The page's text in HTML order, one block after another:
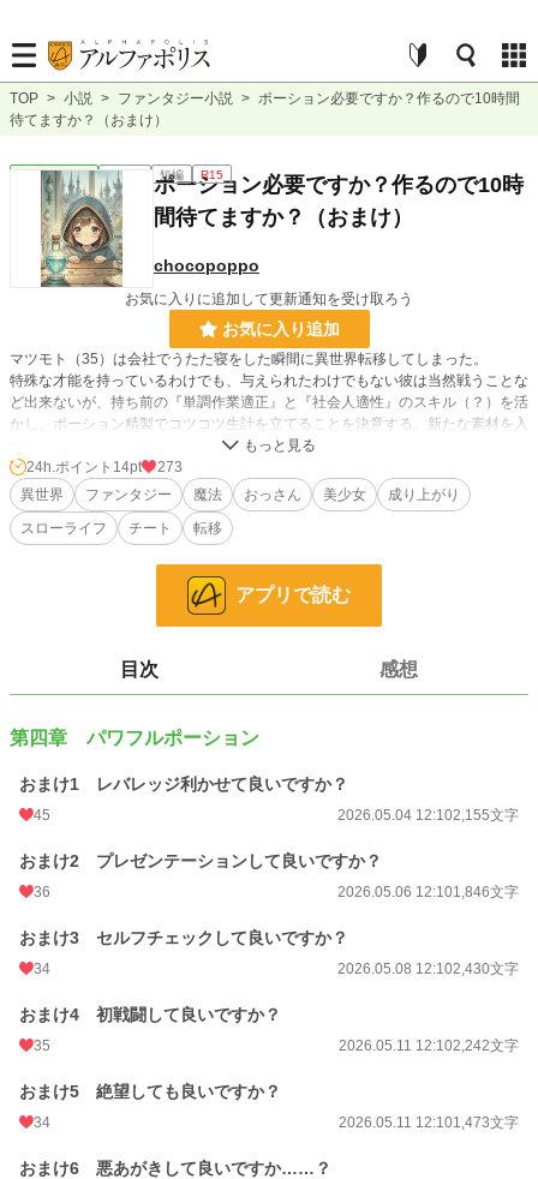
TOP > 小説 > ファンタジー小説 > ポーション必要ですか？作るので10時間
待てますか？（おまけ）
ファンタジー 連載中 短編 R15
ポーション必要ですか？作るので10時
間待てますか？（おまけ）
chocopoppo
お気に入りに追加して更新通知を受け取ろう
お気に入り追加
マツモト（35）は会社でうたた寝をした瞬間に異世界転移してしまった。
特殊な才能を持っているわけでも、与えられたわけでもない彼は当然戦うことな
ど出来ないが、持ち前の『単調作業適正』と『社会人適性』のスキル（？）を活
かし、ポーション精製でコツコツ生計を立てることを決意する。新たな素材を入
手するため、マツモトは半獣人の少女・シュカと「西の森」の攻略を目指す
が……
超資格重視社会で手に職つけようと奮闘する、自称『どこにでもいる』社会人の
お話。
現在リアルが多忙なため、冒頭部分のみの不定期更新となります。ご了承くださ
ファンタジー 4,579 位 / 53,274 件
お気に入り 41
24h.ポイント 14 pt
文字数
更新日時 2026.05.15 12:10
初回公開日時
週間ポイント 280 pt (20,780 位)
年間ポイント 7,943 pt (35,958 位)
24h.ポイント 14pt
273
異世界
ファンタジー 魔法 おっさん 美少女
成り上がり
スローライフ
チート 転移
アプリで読む
目次 感想
第四章 パワフルポーション
おまけ1 レバレッジ利かせて良いですか？
45 2026.05.04 12:102,155文字
おまけ2 プレゼンテーションして良いですか？
36 2026.05.06 12:101,846文字
おまけ3 セルフチェックして良いですか？
34 2026.05.08 12:102,430文字
おまけ4 初戦闘して良いですか？
35 2026.05.11 12:102,242文字
おまけ5 絶望しても良いですか？
34 2026.05.11 12:101,473文字
おまけ6 悪あがきして良いですか……？